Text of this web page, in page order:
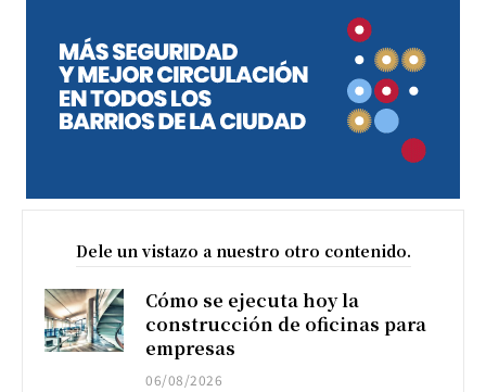
Dele un vistazo a nuestro otro contenido.
Cómo se ejecuta hoy la
construcción de oficinas para
empresas
06/08/2026